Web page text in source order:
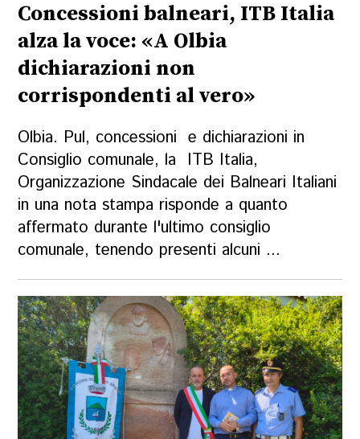
Concessioni balneari, ITB Italia
alza la voce: «A Olbia
dichiarazioni non
corrispondenti al vero»
Olbia. Pul, concessioni e dichiarazioni in
Consiglio comunale, la ITB Italia,
Organizzazione Sindacale dei Balneari Italiani
in una nota stampa risponde a quanto
affermato durante l'ultimo consiglio
comunale, tenendo presenti alcuni ...